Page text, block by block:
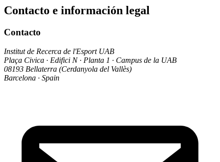
Contacto e información legal
Contacto
Institut de Recerca de l'Esport UAB
Plaça Civica · Edifici N · Planta 1 · Campus de la UAB
08193 Bellaterra (Cerdanyola del Vallès)
Barcelona · Spain